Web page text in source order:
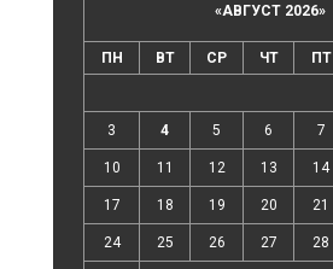
«АВГУСТ 2026»
ПН ВТ СР ЧТ ПТ
3 4 5 6 7
10 11 12 13 14
17 18 19 20 21
24 25 26 27 28